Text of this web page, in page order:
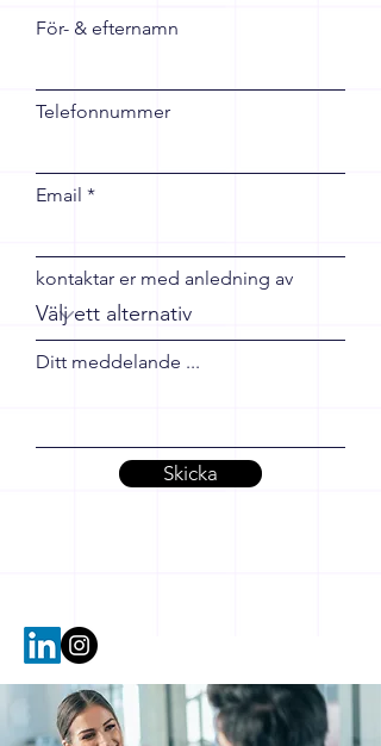
För- & efternamn
Telefonnummer
Email
kontaktar er med anledning av
Ditt meddelande ...
Skicka